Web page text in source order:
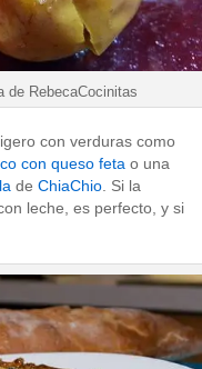
de RebecaCocinitas
con verduras como
con queso feta o una
de ChiaChio . Si la
leche, es perfecto, y si